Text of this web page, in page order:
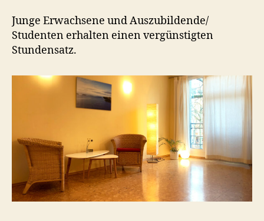
Junge Erwachsene und Auszubildende/
Studenten erhalten einen vergünstigten
Stundensatz.